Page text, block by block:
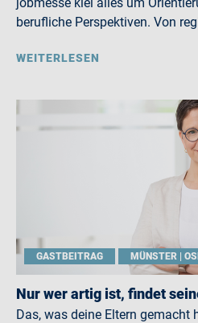
berufliche Perspektiven. Von
WEITERLESEN
GASTBEITRAG MÜNSTER |
Nur wer artig ist, findet
Das, was deine Eltern gemacht